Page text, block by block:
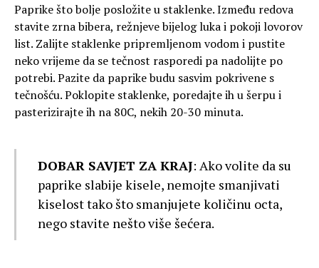
Paprike što bolje posložite u staklenke. Između redova
stavite zrna bibera, režnjeve bijelog luka i pokoji lovorov
list. Zalijte staklenke pripremljenom vodom i pustite
neko vrijeme da se tečnost rasporedi pa nadolijte po
potrebi. Pazite da paprike budu sasvim pokrivene s
tečnošću. Poklopite staklenke, poredajte ih u šerpu i
pasterizirajte ih na 80C, nekih 20-30 minuta.
DOBAR SAVJET ZA KRAJ: Ako volite da su
paprike slabije kisele, nemojte smanjivati
kiselost tako što smanjujete količinu octa,
nego stavite nešto više šećera.